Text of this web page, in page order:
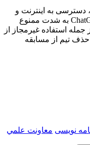
به اینترنت و
هرگونه ابزار هوش مصنوعی از جمله ChatGPT به شدت ممنوع
استفاده غیرمجاز از
حذف تیم از مسابقه
نویسی معاونت علمي